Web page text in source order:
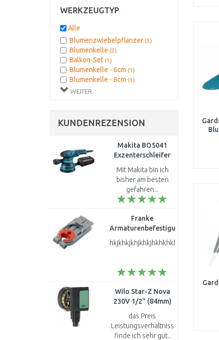
WERKZEUGTYP
WEITER
Alle
Blumenzwiebelpflanzer (3)
Blumenkelle (2)
Balkon-Set (1)
Blumenkelle - 6cm (1)
Blumenkelle - 8cm (1)
Blumenkralle
Kleinbesen(1)
Kleingrubber
Pflanzschaufe (1)
KUNDENREZENSION
Makita BO5041
Exzenterschleifer
(300W/125mm)
Mit Makita bin ich
bisher am besten
gefahren...
Franke
Armaturenbefestigung
für alle Armaturen
mit Bohrloch 35 mm
Wilo Star-Z Nova
230V 1/2" (84mm)
Trinkwasser-
Zirkulationspumpe
4132750
das Preis
Leistungsverhältniss
finde ich sehr gut..